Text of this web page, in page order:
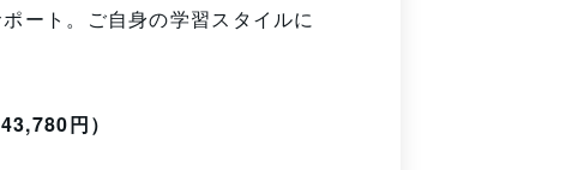
ート。ご自身の学習スタイルに
円）